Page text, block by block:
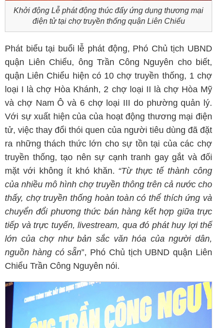
Khởi động Lễ phát động thúc đẩy ứng dụng thương mại
điện tử tại chợ truyền thống quận Liên Chiểu
Phát biểu tại buổi lễ phát động, Phó Chủ tịch UBND
quận Liên Chiểu, ông Trần Công Nguyên cho biết,
quận Liên Chiểu hiện có 10 chợ truyền thống, 1 chợ
loại I là chợ Hòa Khánh, 2 chợ loại II là chợ Hòa Mỹ
và chợ Nam Ô và 6 chợ loại III do phường quản lý.
Với sự xuất hiện của của hoạt động thương mại điện
tử, việc thay đổi thói quen của người tiêu dùng đã đặt
ra những thách thức lớn cho sự tồn tại của các chợ
truyền thống, tạo nên sự cạnh tranh gay gắt và đối
mặt với không ít khó khăn. “Từ thực tế thành công
của nhiều mô hình chợ truyền thông trên cả nước cho
thấy, chợ truyền thống hoàn toàn có thể thích ứng và
chuyển đổi phương thức bán hàng kết hợp giữa trực
tiếp và trực tuyến, livestream, qua đó phát huy lợi thế
lớn của chợ như bản sắc văn hóa của người dân,
nguồn hàng có sẵn”, Phó Chủ tịch UBND quận Liên
Chiểu Trần Công Nguyên nói.